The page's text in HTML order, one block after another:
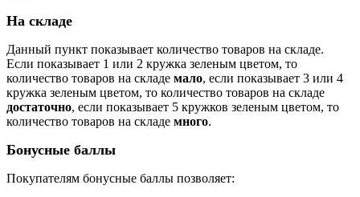
На складе
Данный пункт показывает количество товаров на складе.
Если показывает 1 или 2 кружка зеленым цветом, то
количество товаров на складе мало, если показывает 3 или 4
кружка зеленым цветом, то количество товаров на складе
достаточно, если показывает 5 кружков зеленым цветом, то
количество товаров на складе много.
Бонусные баллы
Покупателям бонусные баллы позволяет: